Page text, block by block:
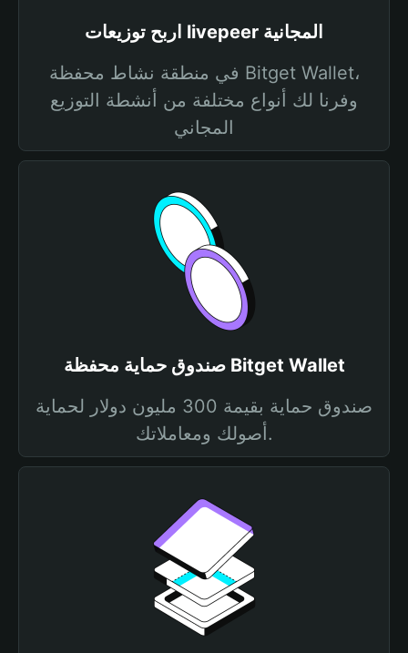
اربح توزيعات livepeer المجانية
في منطقة نشاط محفظة Bitget Wallet،
وفرنا لك أنواع مختلفة من أنشطة التوزيع
المجاني
صندوق حماية محفظة Bitget Wallet
صندوق حماية بقيمة 300 مليون دولار لحماية
أصولك ومعاملاتك.